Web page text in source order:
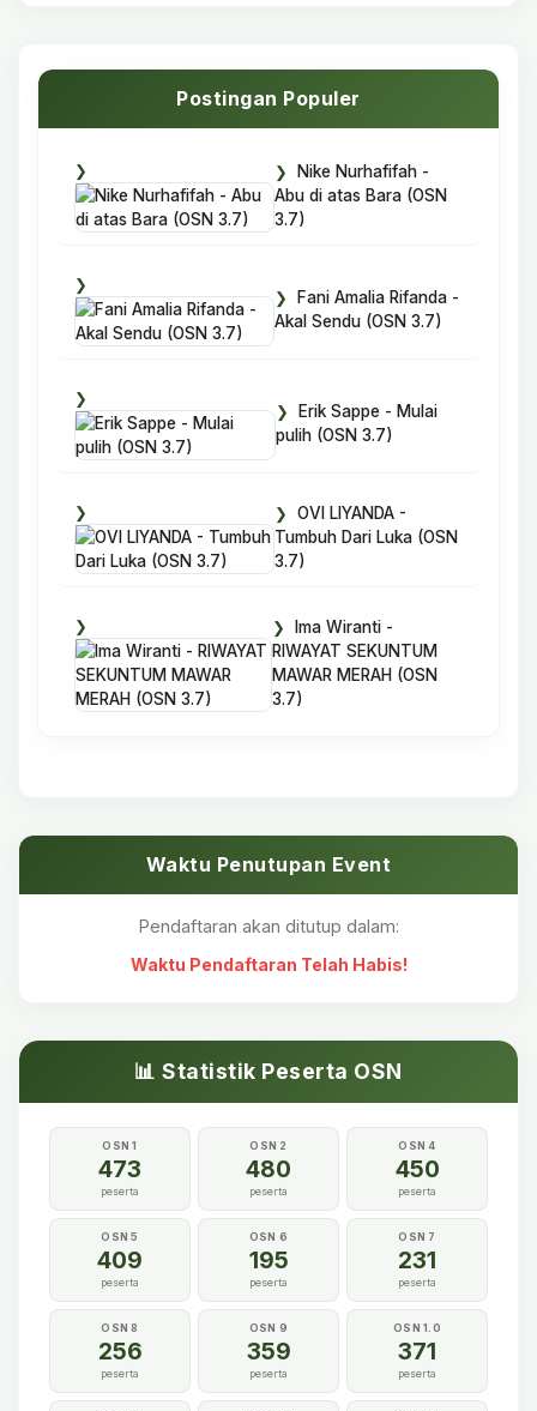
Postingan Populer
Nike Nurhafifah -
Abu di atas Bara (OSN
3.7)
Fani Amalia Rifanda -
Akal Sendu (OSN 3.7)
Erik Sappe - Mulai
pulih (OSN 3.7)
OVI LIYANDA -
Tumbuh Dari Luka (OSN
3.7)
Ima Wiranti -
RIWAYAT SEKUNTUM
MAWAR MERAH (OSN
3.7)
Waktu Penutupan Event
Pendaftaran akan ditutup dalam:
Waktu Pendaftaran Telah Habis!
📊 Statistik Peserta OSN
OSN 1
473
peserta
OSN 2
480
peserta
OSN 4
450
peserta
OSN 5
409
peserta
OSN 6
195
peserta
OSN 7
231
peserta
OSN 8
256
peserta
OSN 9
359
peserta
OSN 1.0
371
peserta